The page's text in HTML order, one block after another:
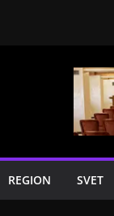
REGION SVET